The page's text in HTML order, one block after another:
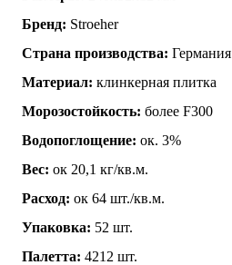
Бренд: Stroeher
Страна производства: Германия
Материал: клинкерная плитка
Морозостойкость: более F300
Водопоглощение: ок. 3%
Вес: ок 20,1 кг/кв.м.
Расход: ок 64 шт./кв.м.
Упаковка: 52 шт.
Палетта: 4212 шт.